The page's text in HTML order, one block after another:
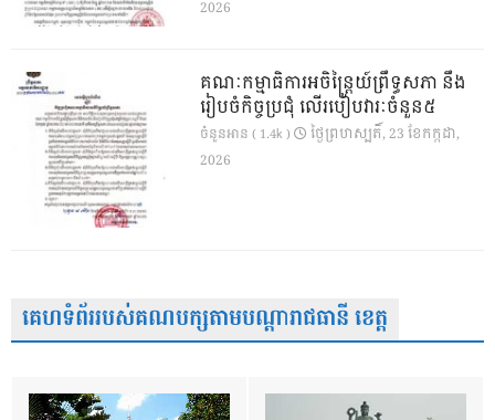
2026
គណៈកម្មាធិការអចិន្ត្រៃយ៍ព្រឹទ្ធសភា នឹង
រៀបចំកិច្ចប្រជុំ លើរបៀបវារៈចំនួន៥
ចំនួនអាន ( 1.4k )
ថ្ងៃ​ព្រហស្បតិ៍, 23 ខែ​កក្កដា,
2026
គេហទំព័ររបស់គណបក្សតាមបណ្តារាជធានី ខេត្ត